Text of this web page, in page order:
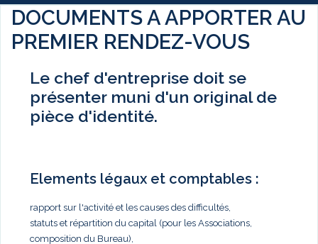
DOCUMENTS A APPORTER AU
PREMIER RENDEZ-VOUS
Le chef d'entreprise doit se
présenter muni d'un original de
pièce d'identité.
Elements légaux et comptables :
rapport sur l'activité et les causes des difficultés,
statuts et répartition du capital (pour les Associations,
composition du Bureau),